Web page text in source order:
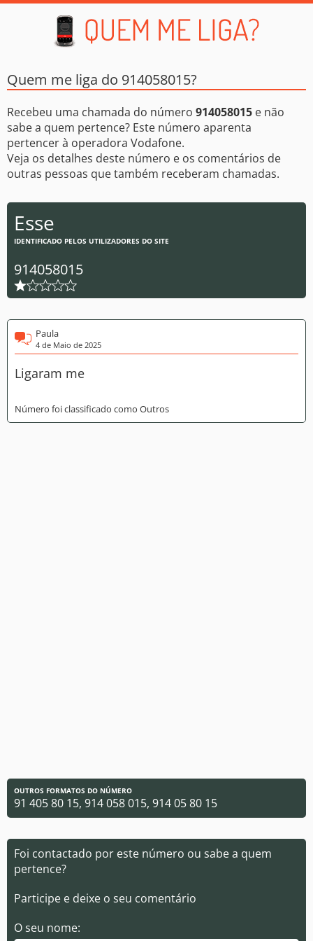
Quem me liga do 914058015?
Recebeu uma chamada do número 914058015 e não
sabe a quem pertence? Este número aparenta
pertencer à operadora Vodafone.
Veja os detalhes deste número e os comentários de
outras pessoas que também receberam chamadas.
Esse
IDENTIFICADO PELOS UTILIZADORES DO SITE
914058015
Paula
4 de Maio de 2025
Ligaram me
Número foi classificado como Outros
OUTROS FORMATOS DO NÚMERO
91 405 80 15, 914 058 015, 914 05 80 15
Foi contactado por este número ou sabe a quem
pertence?
Participe e deixe o seu comentário
O seu nome: